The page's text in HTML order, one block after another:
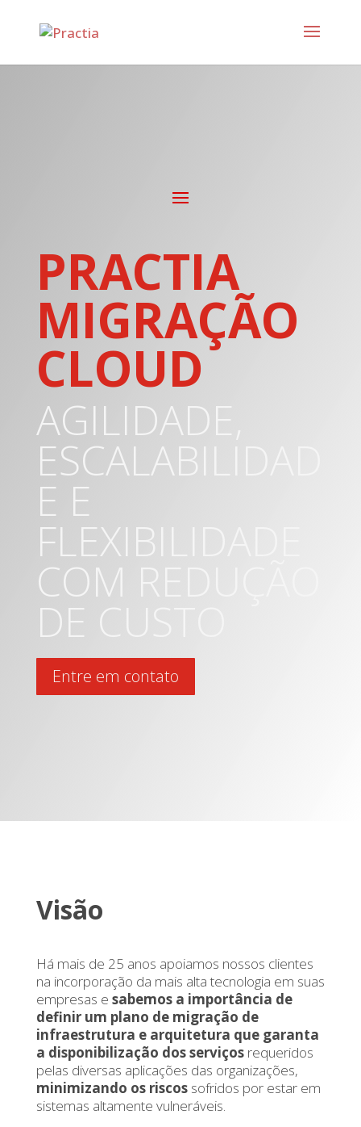
PRACTIA
MIGRAÇÃO
CLOUD
AGILIDADE,
ESCALABILIDAD
E E
FLEXIBILIDADE
COM REDUÇÃO
DE CUSTO
Entre em contato
Visão
Há mais de 25 anos apoiamos nossos clientes
na incorporação da mais alta tecnologia em suas
empresas e sabemos a importância de
definir um plano de migração de
infraestrutura e arquitetura que garanta
a disponibilização dos serviçosrequeridos
pelas diversas aplicações das organizações,
minimizando os riscossofridos por estar em
sistemas altamente vulneráveis.